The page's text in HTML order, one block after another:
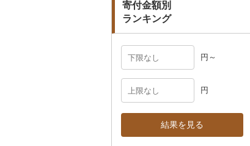
その他雑貨
寄付金額別
ランキング
円～
円
結果を見る